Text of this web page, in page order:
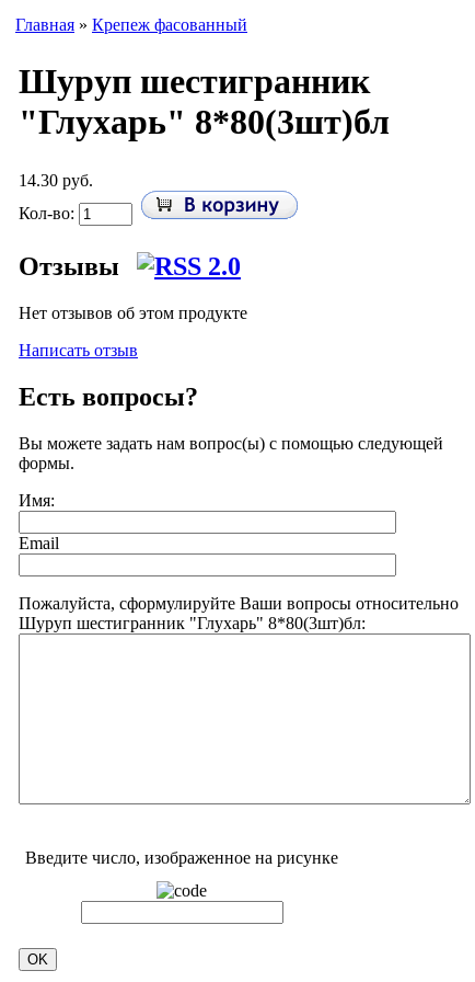
Главная » Крепеж фасованный
Шуруп шестигранник
"Глухарь" 8*80(3шт)бл
14.30 руб.
Кол-во:
Отзывы
Нет отзывов об этом продукте
Написать отзыв
Есть вопросы?
Вы можете задать нам вопрос(ы) с помощью следующей
формы.
Имя:
Email
Пожалуйста, сформулируйте Ваши вопросы относительно
Шуруп шестигранник "Глухарь" 8*80(3шт)бл:
Введите число, изображенное на рисунке